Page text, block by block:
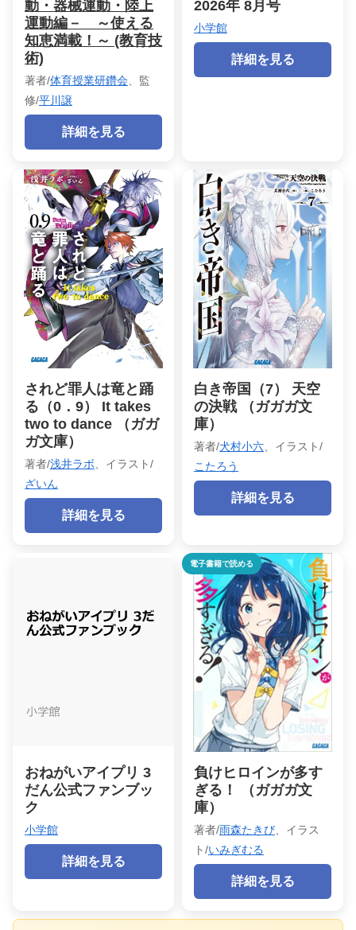
動・器械運動・陸上
運動編－ ～使える
知恵満載！～ (教育技
術)
著者/体育授業研鑽会 、監
修/平川譲
詳細を見る
2026年 8月号
小学館
詳細を見る
されど罪人は竜と踊
る（0．9） It takes
two to dance （ガガ
ガ文庫）
著者/浅井ラボ 、イラスト/
ざいん
詳細を見る
白き帝国（7） 天空
の決戦 （ガガガ文
庫）
著者/犬村小六 、イラスト/
こたろう
詳細を見る
おねがいアイプリ 3
だん公式ファンブッ
ク
小学館
詳細を見る
電子書籍で読める
負けヒロインが多す
ぎる！ （ガガガ文
庫）
著者/雨森たきび 、イラス
ト/いみぎむる
詳細を見る